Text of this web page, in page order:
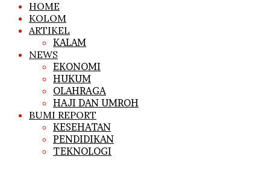
HOME
KOLOM
ARTIKEL
KALAM
NEWS
EKONOMI
HUKUM
OLAHRAGA
HAJI DAN UMROH
BUMI REPORT
KESEHATAN
PENDIDIKAN
TEKNOLOGI